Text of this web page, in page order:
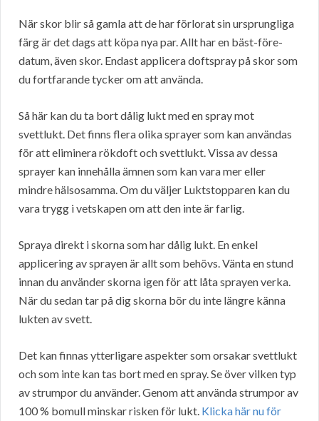
När skor blir så gamla att de har förlorat sin ursprungliga
färg är det dags att köpa nya par. Allt har en bäst-före-
datum, även skor. Endast applicera doftspray på skor som
du fortfarande tycker om att använda.
Så här kan du ta bort dålig lukt med en spray mot
svettlukt. Det finns flera olika sprayer som kan användas
för att eliminera rökdoft och svettlukt. Vissa av dessa
sprayer kan innehålla ämnen som kan vara mer eller
mindre hälsosamma. Om du väljer Luktstopparen kan du
vara trygg i vetskapen om att den inte är farlig.
Spraya direkt i skorna som har dålig lukt. En enkel
applicering av sprayen är allt som behövs. Vänta en stund
innan du använder skorna igen för att låta sprayen verka.
När du sedan tar på dig skorna bör du inte längre känna
lukten av svett.
Det kan finnas ytterligare aspekter som orsakar svettlukt
och som inte kan tas bort med en spray. Se över vilken typ
av strumpor du använder. Genom att använda strumpor av
100 % bomull minskar risken för lukt. Klicka här nu för